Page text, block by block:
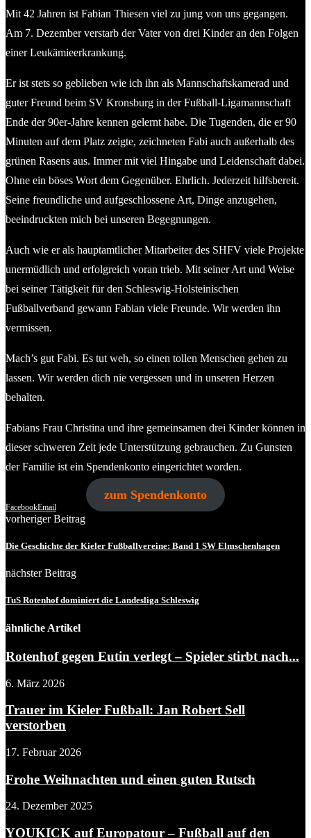
Mit 42 Jahren ist Fabian Thiesen viel zu jung von uns gegangen.
Am 7. Dezember verstarb der Vater von drei Kinder an den Folgen
einer Leukämieerkrankung.
Er ist stets so geblieben wie ich ihn als Mannschaftskamerad und
guter Freund beim SV Kronsburg in der Fußball-Ligamannschaft
Ende der 90er-Jahre kennen gelernt habe. Die Tugenden, die er 90
Minuten auf dem Platz zeigte, zeichneten Fabi auch außerhalb des
grünen Rasens aus. Immer mit viel Hingabe und Leidenschaft dabei.
Ohne ein böses Wort dem Gegenüber. Ehrlich. Jederzeit hilfsbereit.
Seine freundliche und aufgeschlossene Art, Dinge anzugehen,
beeindruckten mich bei unseren Begegnungen.
Auch wie er als hauptamtlicher Mitarbeiter des SHFV viele Projekte
unermüdlich und erfolgreich voran trieb. Mit seiner Art und Weise
bei seiner Tätigkeit für den Schleswig-Holsteinischen
Fußballverband gewann Fabian viele Freunde. Wir werden ihn
vermissen.
Mach’s gut Fabi. Es tut weh, so einen tollen Menschen gehen zu
lassen. Wir werden dich nie vergessen und in unseren Herzen
behalten.
Fabians Frau Christina und ihre gemeinsamen drei Kinder können in
dieser schweren Zeit jede Unterstützung gebrauchen. Zu Gunsten
der Familie ist ein Spendenkonto eingerichtet worden.
zum Spendenkonto
FacebookEmail
vorheriger Beitrag
Die Geschichte der Kieler Fußballvereine: Band 1 SW Elmschenhagen
nächster Beitrag
TuS Rotenhof dominiert die Landesliga Schleswig
ähnliche Artikel
Rotenhof gegen Eutin verlegt – Spieler stirbt nach...
6. März 2026
Trauer im Kieler Fußball: Jan Robert Sell
verstorben
17. Februar 2026
Frohe Weihnachten und einen guten Rutsch
24. Dezember 2025
YOUKICK auf Europatour – Fußball auf den